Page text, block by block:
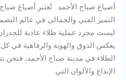
أصباغ صباح الأحمد تُعتبر أصباغ
التميز الفني والجمالي في عالم
ليست مجرد عملية طلاء عادية
يعكس الذوق والهوية والرفاهية في
الطلاء في مدينة صباح الأحمد،
الإبداع والألوان التي